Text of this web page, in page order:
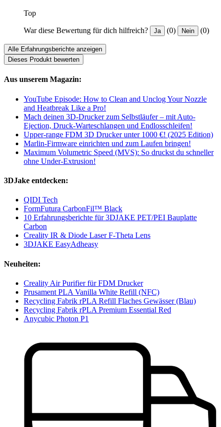
Top
War diese Bewertung für dich hilfreich? Ja (0) Nein (0)
Alle Erfahrungsberichte anzeigen
Dieses Produkt bewerten
Aus unserem Magazin:
YouTube Episode: How to Clean and Unclog Your Nozzle
and Heatbreak Like a Pro!
Mach deinen 3D-Drucker zum Selbstläufer – mit Auto-
Ejection, Druck-Warteschlangen und Endlosschleifen!
Upper-range FDM 3D Drucker unter 1000 €! (2025 Edition)
Marlin-Firmware einrichten und zum Laufen bringen!
Maximum Volumetric Speed (MVS): So druckst du schneller
ohne Under-Extrusion!
3DJake entdecken:
QIDI Tech
FormFutura CarbonFil™ Black
10 Erfahrungsberichte für 3DJAKE PET/PEI Bauplatte
Carbon
Creality IR & Diode Laser F-Theta Lens
3DJAKE EasyAdheasy
Neuheiten:
Creality Air Purifier für FDM Drucker
Prusament PLA Vanilla White Refill (NFC)
Recycling Fabrik rPLA Refill Flaches Gewässer (Blau)
Recycling Fabrik rPLA Premium Essential Red
Anycubic Photon P1